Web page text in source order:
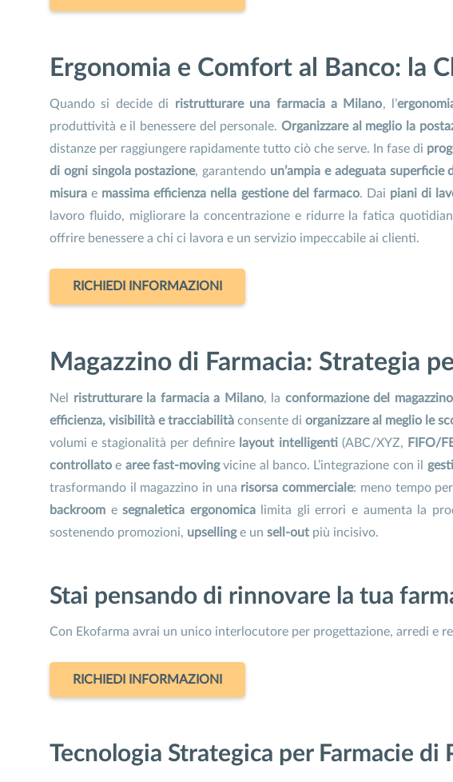
Ergonomia e Comfort al Banco: la
Quando si decide di ristrutturare una farmacia a Milano, l’
produttività e il benessere del personale. Organizzare al meglio la
distanze per raggiungere rapidamente tutto ciò che serve. In fase di
di ogni singola postazione, garantendo un’ampia e adeguata superficie
misura e massima efficienza nella gestione del farmaco. Dai piani di
lavoro fluido, migliorare la concentrazione e ridurre la fatica
offrire benessere a chi ci lavora e un servizio impeccabile ai clienti.
RICHIEDI INFORMAZIONI
Magazzino di Farmacia: Strategia
Nel ristrutturare la farmacia a Milano, la conformazione del magazzino
efficienza, visibilità e tracciabilità consente di organizzare al meglio le
volumi e stagionalità per definire layout intelligenti(ABC/XYZ, FIFO/
controllato e aree fast-movingvicine al banco. L’integrazione con il
trasformando il magazzino in una risorsa commerciale: meno tempo
backroom esegnaletica ergonomicalimita gli errori e aumenta la
sostenendo promozioni, upsellinge un sell-out più incisivo.
Stai pensando di rinnovare la tua
Con Ekofarma avrai un unico interlocutore per progettazione, arredi e
RICHIEDI INFORMAZIONI
Tecnologia Strategica per Farmacie